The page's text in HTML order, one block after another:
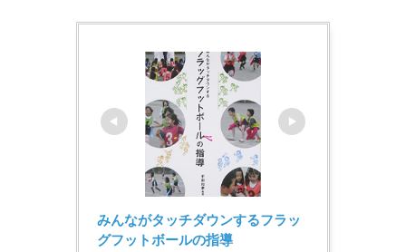
みんながタッチダウンするフラッ
グフットボールの指導